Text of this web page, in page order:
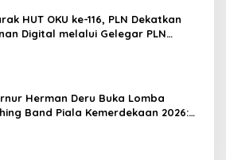
HUT OKU ke-116, PLN Dekatkan
Digital melalui Gelegar PLN
Herman Deru Buka Lomba
Band Piala Kemerdekaan 2026: